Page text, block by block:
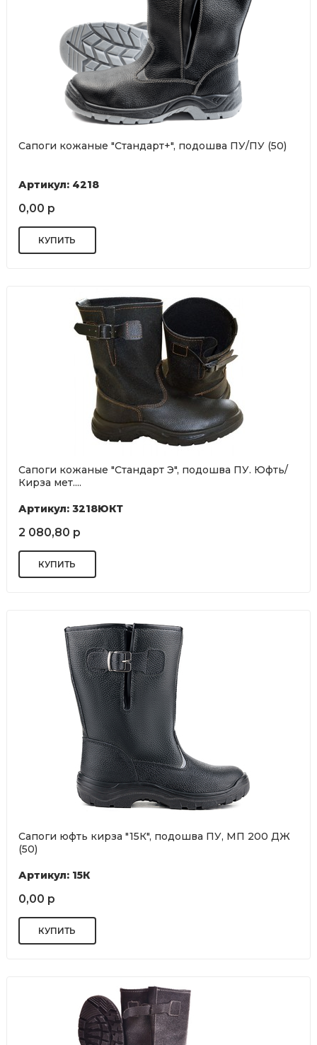
Сапоги кожаные "Стандарт+", подошва ПУ/ПУ (50)
Артикул: 4218
0,00 р
Сапоги кожаные "Стандарт Э", подошва ПУ. Юфть/
Кирза мет....
Артикул: 3218ЮКТ
2 080,80 р
Сапоги юфть кирза "15К", подошва ПУ, МП 200 ДЖ
(50)
Артикул: 15К
0,00 р